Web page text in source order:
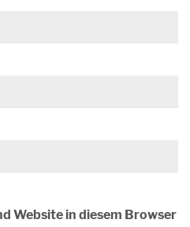
Website in diesem Browser